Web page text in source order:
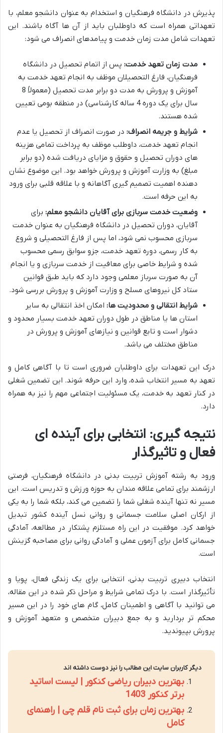
پذیرش در دانشگاه فرهنگیان و استخدام به عنوان دانشجو معلم، با
تعهداتی همراه است که داوطلبان باید از آن ها آگاه باشند. این
تعهدات شامل مدت زمان خدمت و پیامدهای انصراف می شود:
مدت زمان تعهد خدمت: پس از اتمام تحصیل در دانشگاه
فرهنگیان، فارغ التحصیلان موظف به انجام تعهد خدمت به
آموزش و پرورش به مدت دو برابر مدت تحصیل (معمولاً 8
سال برای یک دوره 4 ساله کارشناسی) در منطقه بومی تعیین
شده هستند.
شرایط و جریمه انصراف: در صورت انصراف از تحصیل یا عدم
انجام تعهد خدمت، داوطلب موظف به پرداخت تمامی هزینه
های دوران تحصیل و حقوق و مزایای دریافت شده (دو برابر
مبلغ) به وزارت آموزش و پرورش خواهد بود. این موضوع نشان
دهنده اهمیت تصمیم گیری آگاهانه و با علاقه قلبی برای ورود
به این حرفه است.
وضعیت خدمت سربازی برای آقایان دانشجو معلم: برای
آقایان، دوران تحصیل در دانشگاه فرهنگیان به عنوان خدمت
سربازی محسوب نمی شود، اما پس از فارغ التحصیلی و شروع
به کار رسمی، دوره تعهد خدمت، جزو سوابق رسمی محسوب
شده و شرایط خاصی برای معافیت از خدمت سربازی و یا انجام
آن به صورت سرباز معلمی وجود دارد که باید طبق قوانین
ستاد کل نیروهای مسلح و وزارت آموزش و پرورش بررسی شود.
شرایط انتقالی و محدودیت ها: امکان اخذ انتقالی به سایر
استان ها یا مناطق در طول دوران تعهد خدمت بسیار محدود و
دشوار است و تابع قوانین و نیازهای آموزش و پرورش در
مناطق مختلف می باشد.
درک این تعهدات برای داوطلبان ضروری است تا با آگاهی کامل و
تعهد به مسیر انتخاب شده، وارد این حرفه شوند. این تضمین شغلی
در کنار تعهد به خدمت، یک مسئولیت اجتماعی مهم را نیز به همراه
دارد.
نتیجه گیری: انتخابی برای آینده ای
فعال و تاثیرگذار
ورود به رشته آموزش تربیت بدنی در دانشگاه فرهنگیان، فرصتی
ارزشمند برای تمامی علاقه مندان به حوزه ورزش و تدریس است. این
مسیر نه تنها آینده شغلی شما را تضمین می کند، بلکه شما را به یکی
از ارکان اصلی سلامت جسمانی و روانی نسل آینده کشور تبدیل
خواهد کرد. موفقیت در این راه مستلزم پشتکار در مطالعه، آمادگی
جسمانی کامل برای آزمون عملی و آمادگی روانی برای مصاحبه گزینش
است.
انتخاب دبیری تربیت بدنی، انتخابی برای یک زندگی فعال، پویا و
تأثیرگذار است. با درک تمامی شرایط و مراحل ذکر شده در این مقاله،
می توانید با آگاهی و اطمینان کامل، گام های خود را در این مسیر
محکم تر بردارید و به جمع دبیران متخصص و متعهد آموزش و
پرورش بپیوندید.
دیگر کاربران سایت این مطالب را نیز دوست داشته اند
بهترین دبیران ریاضی کنکور | لیست اساتید
برتر کنکور 1403
بهترین زمان برای ثبت نام قلم چی | راهنمای
کامل